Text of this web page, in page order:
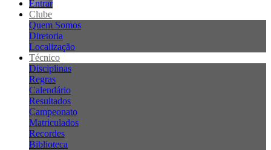
Entrar
Clube
Quem Somos
Diretoria
Localização
Técnico
Disciplinas
Regras
Calendário
Resultados
Campeonato
Matriculados
Recordes
Biblioteca